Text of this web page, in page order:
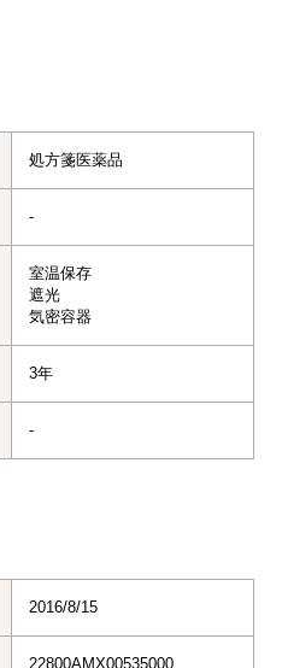
処方箋医薬品
-
室温保存
遮光
気密容器
3年
-
2016/8/15
22800AMX00535000